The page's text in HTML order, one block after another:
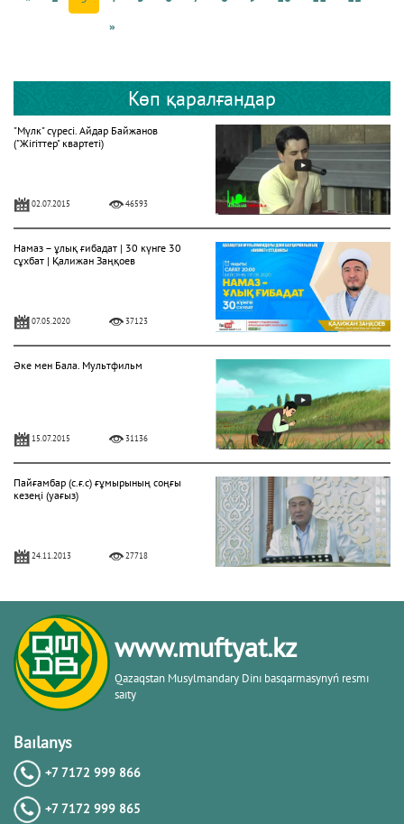
»
Көп қаралғандар
"Мүлк" сүресі. Айдар Байжанов
("Жігіттер" квартеті)
02.07.2015 46593
Намаз – ұлық ғибадат | 30 күнге 30
сұхбат | Қалижан Заңқоев
07.05.2020 37123
Әке мен Бала. Мультфильм
15.07.2015 31136
Пайғамбар (с.ғ.с) ғұмырының соңғы
кезеңі (уағыз)
24.11.2013 27718
"Фатиха" сүресі
11.04.2016
23.10.2015
www.muftyat.kz
Qazaqstan Musylmandary Dіnı basqarmasynyń resmı
saıty
Baılanys
+7 7172 999 866
+7 7172 999 865